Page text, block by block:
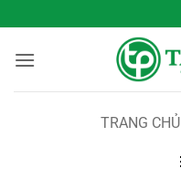
qua
nội
TRANG CHỦ